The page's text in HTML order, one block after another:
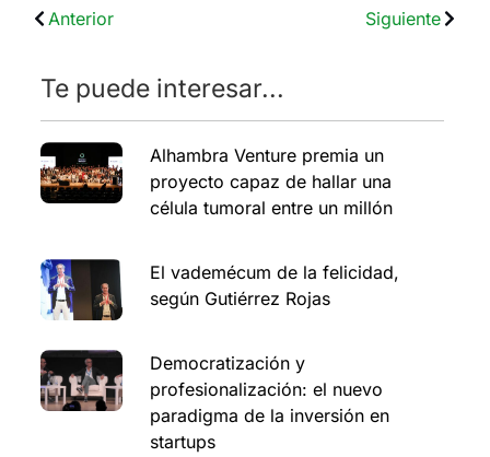
Anterior Siguiente
Te puede interesar...
Alhambra Venture premia un
proyecto capaz de hallar una
célula tumoral entre un millón
El vademécum de la felicidad,
según Gutiérrez Rojas
Democratización y
profesionalización: el nuevo
paradigma de la inversión en
startups